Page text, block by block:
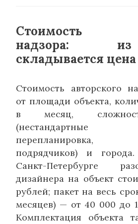
Стоимость
надзора:
складывается цена
Стоимость авторского
от площади объекта,
в месяц,
(нестандартные
перепланировка,
подрядчиков) и
Санкт-Петербурге
дизайнера на объект
рублей; пакет на весь
месяцев) — от 40 000 до
Комплектация объекта